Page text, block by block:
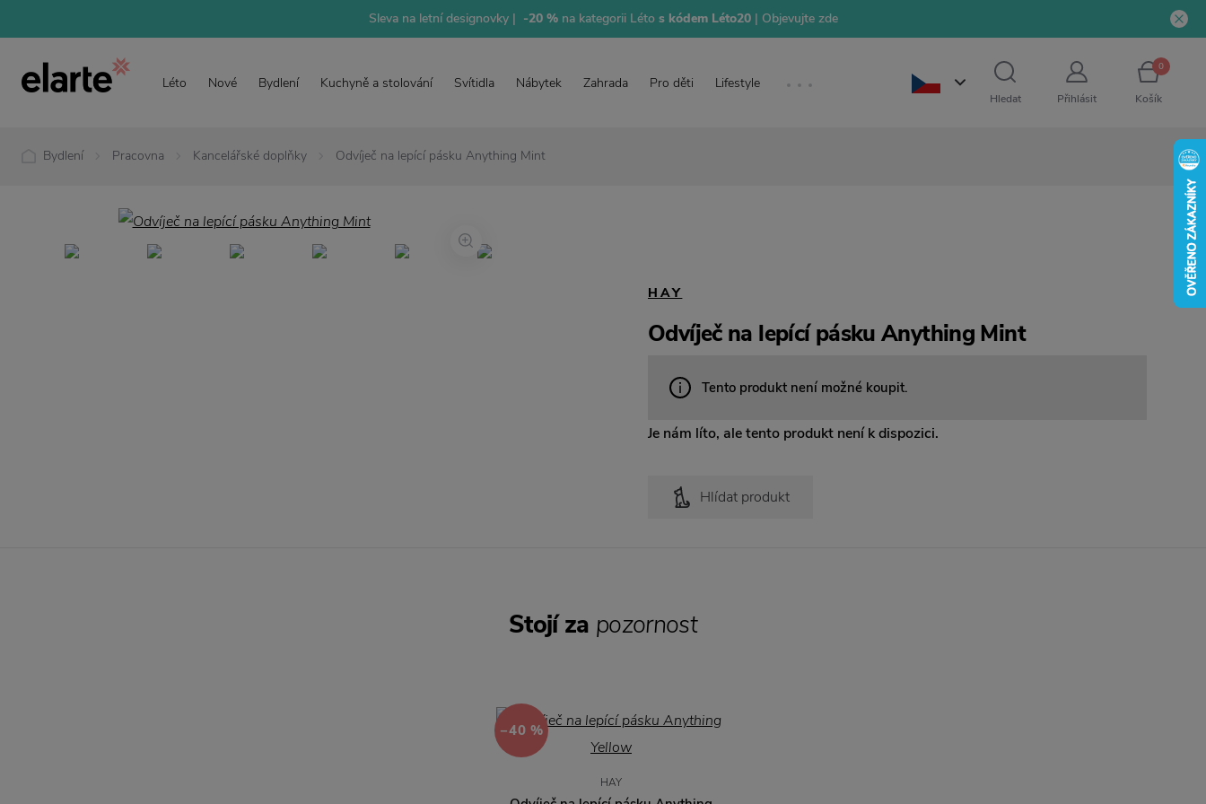
Sleva na letní designovky | -20 %na kategorii Létos kódem Léto20 | Objevujte zde
Léto Nové Bydlení Kuchyně a stolování Svítidla Nábytek Zahrada Pro děti Lifestyle
Hledat Přihlásit
0
Košík
Bydlení Pracovna Kancelářské doplňky Odvíječ na lepící pásku Anything Mint
HAY
Odvíječ na lepící pásku Anything Mint
Tento produkt není možné koupit.
Je nám líto, ale tento produkt není k dispozici.
Hlídat produkt
Stojí za pozornost
−40 %
HAY